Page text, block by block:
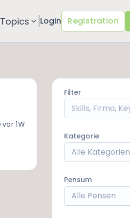
Topics Login Registration
vor 1W
Filter
Kategorie
Alle Kategorien
Pensum
Alle Pensen